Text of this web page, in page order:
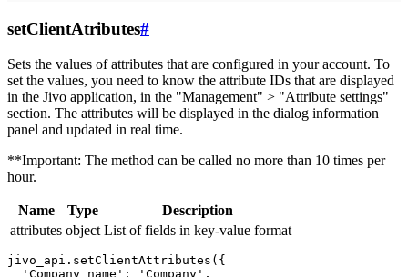
setClientAtributes#
Sets the values ​​of attributes that are configured in your account. To
set the values, you need to know the attribute IDs that are displayed
in the Jivo application, in the "Management" > "Attribute settings"
section. The attributes will be displayed in the dialog information
panel and updated in real time.
**Important: The method can be called no more than 10 times per
hour.
Name Type
Description
attributes object List of fields in key-value format
jivo_api.setClientAttributes({
  'Company_name': 'Company',